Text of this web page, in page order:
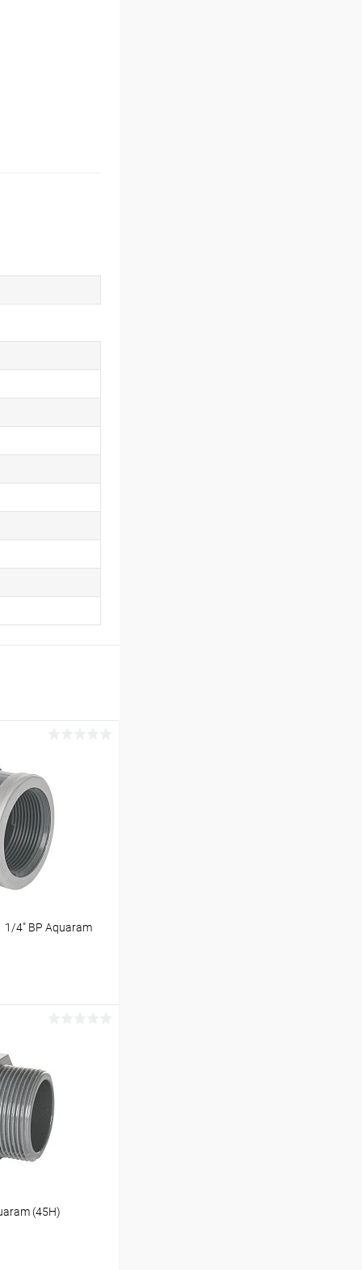
1/4" ВР Aquaram
В наличии
(45H)